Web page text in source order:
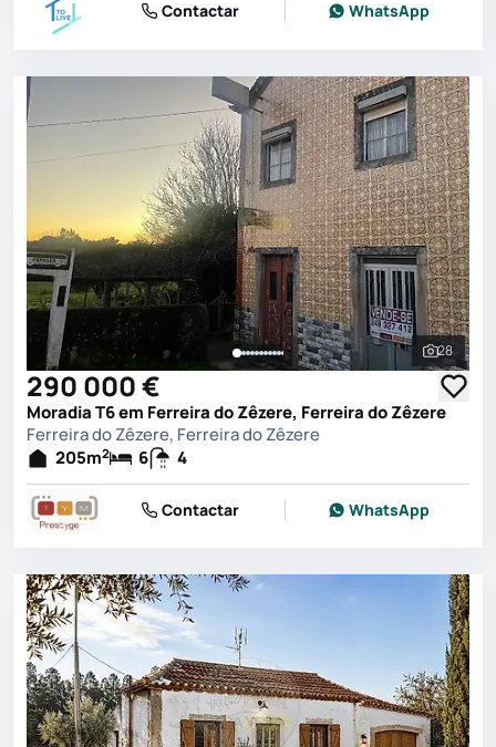
Contactar WhatsApp
Ver
28
290 000 €
Moradia T6 em Ferreira do Zêzere, Ferreira do Zêzere
Ferreira do Zêzere, Ferreira do Zêzere
205m2 6 4
Contactar WhatsApp